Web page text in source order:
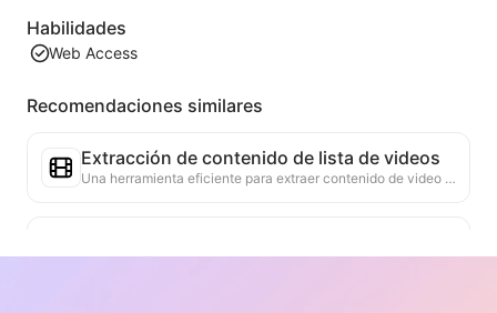
Habilidades
Web Access
Recomendaciones similares
Extracción de contenido de lista de videos
Una herramienta eficiente para extraer contenido de video de páginas web, capaz de escanear rápidamente las páginas y organizar la información del video en una tabla estructurada en Markdown.